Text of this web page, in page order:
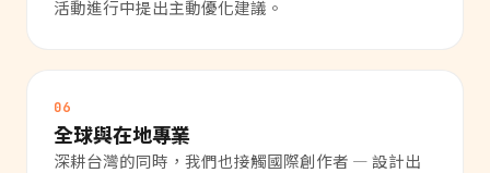
活動進行中提出主動優化建議。
06
全球與在地專業
深耕台灣的同時，我們也接觸國際創作者 — 設計出